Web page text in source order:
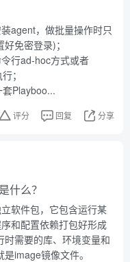
agent，做批量操作时只
免密登录)；
行ad-hoc方式或者
；
Playboo...
评分 回复 分享
什么？
软件包，它包含运行某
和配置依赖打包好形成
需要的库、环境变量和
image镜像文件。